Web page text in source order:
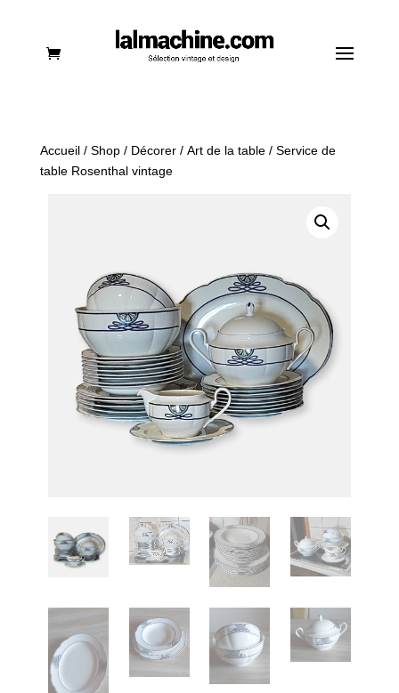
Accueil/ Shop/ Décorer/ Art de la table/ Service de
table Rosenthal vintage